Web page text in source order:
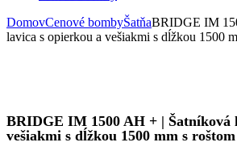
DomovCenové bombyŠatňaBRIDGE IM
lavica s opierkou a vešiakmi s dĺžkou 1500
BRIDGE IM 1500 AH + | Šatníková
vešiakmi s dĺžkou 1500 mm s